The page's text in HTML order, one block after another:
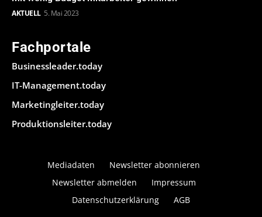
AKTUELL 5. Mai 2023
Fachportale
Businessleader.today
IT-Management.today
Marketingleiter.today
Produktionsleiter.today
Mediadaten
Newsletter abonnieren
Newsletter abmelden
Impressum
Datenschutzerklärung
AGB